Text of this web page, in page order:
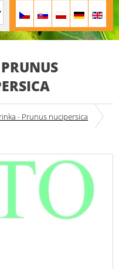
PRUNUS
- Prunus nucipersica